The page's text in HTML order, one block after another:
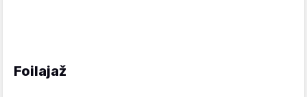
Foilajaž